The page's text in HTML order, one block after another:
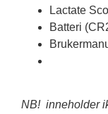
Lactate
Batteri
NB! inneholder